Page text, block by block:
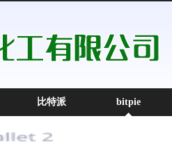
比特派 bitpie